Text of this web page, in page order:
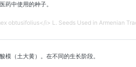
药中使用的种子。
obtusifolius</i> L. Seeds Used in Armenian
（土大黄）。在不同的生长阶段。